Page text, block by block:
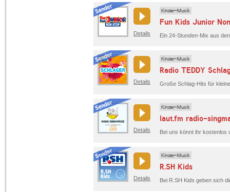
Details
Kinder-Musik
Fun Kids Junior
Ein 24-Stunden-Mix aus
Details
Kinder-Musik
Radio TEDDY
Große Schlag-Hits für
Details
Kinder-Musik
laut.fm radio-
Details
Kinder-Musik
R.SH Kids